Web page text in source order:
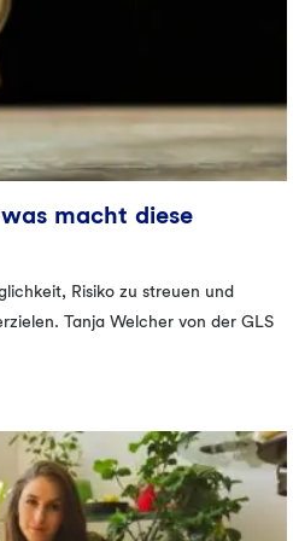
macht diese
Risiko zu streuen und
Tanja Welcher von der GLS